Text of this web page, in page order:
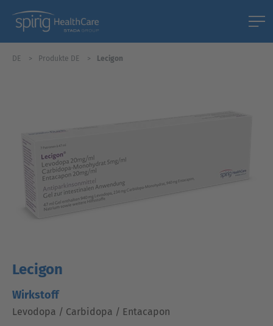
DE Produkte DE Lecigon
Lecigon
Wirkstoff
Levodopa / Carbidopa / Entacapon